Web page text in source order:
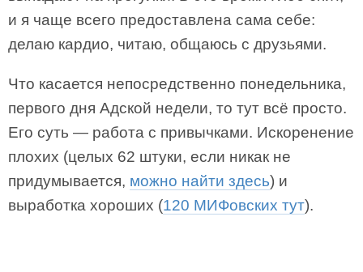
и я чаще всего предоставлена сама себе:
делаю кардио, читаю, общаюсь с друзьями.
Что касается непосредственно понедельника,
первого дня Адской недели, то тут всё просто.
Его суть — работа с привычками. Искоренение
плохих (целых 62 штуки, если никак не
придумывается, можно найти здесь) и
выработка хороших (120 МИФовских тут).